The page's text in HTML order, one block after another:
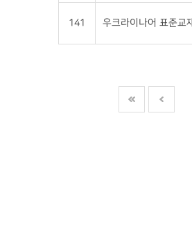
141 우크라이나어 표준교